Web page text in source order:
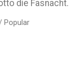
die Fasnacht.
Popular